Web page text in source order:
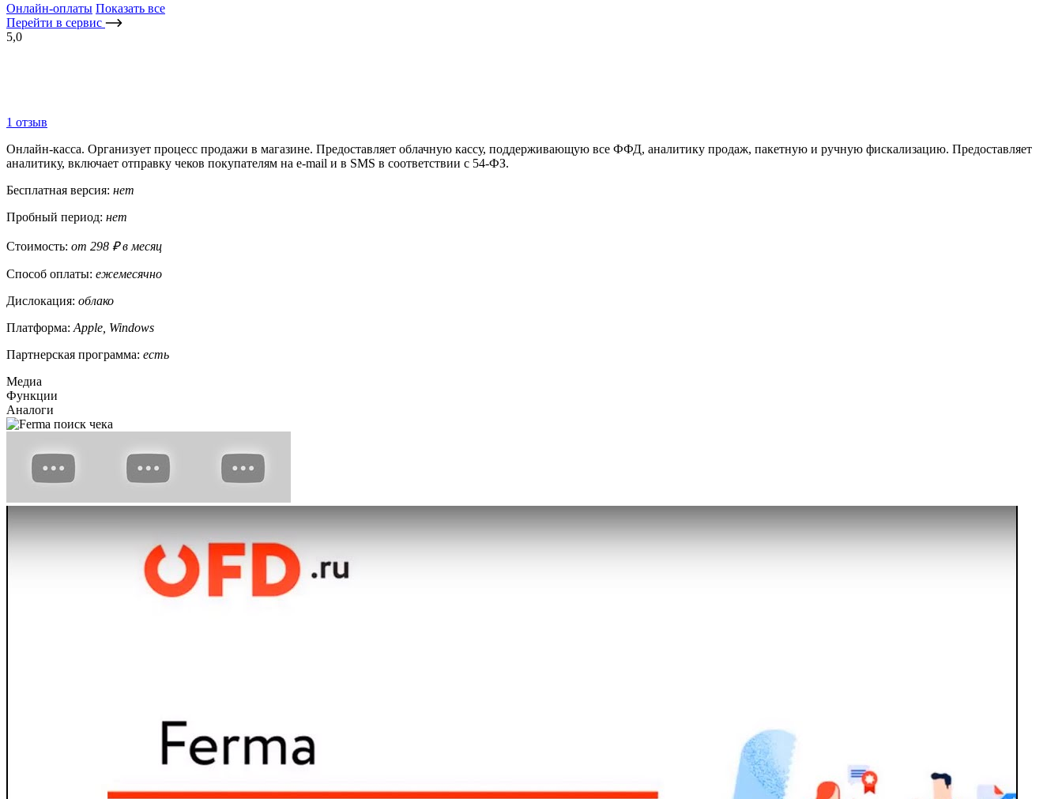
Онлайн-оплаты Показать все
Перейти в сервис
5,0
1 отзыв
Онлайн-касса. Организует процесс продажи в магазине. Предоставляет облачную кассу, поддерживающую все ФФД, аналитику продаж, пакетную и ручную фискализацию. Предоставляет
аналитику, включает отправку чеков покупателям на e-mail и в SMS в соответствии с 54-ФЗ.
Бесплатная версия: нет
Пробный период: нет
Стоимость: от 298 ₽ в месяц
Способ оплаты: ежемесячно
Дислокация: облако
Платформа: Apple, Windows
Партнерская программа: есть
Медиа
Функции
Аналоги